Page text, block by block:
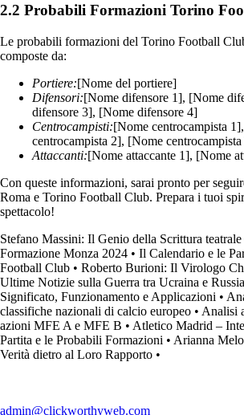
2.2 Probabili Formazioni Torino
Le probabili formazioni del Torino Football
composte da:
Portiere:[Nome del portiere]
Difensori:[Nome difensore 1], [Nome
difensore 3], [Nome difensore 4]
Centrocampisti:[Nome centrocampista
centrocampista 2], [Nome
Attaccanti:[Nome attaccante 1], [Nome
Con queste informazioni, sarai pronto per
Roma e Torino Football Club. Prepara i tuoi
spettacolo!
Stefano Massini: Il Genio della Scrittura teatrale
Formazione Monza 2024 • Il Calendario e le
Football Club • Roberto Burioni: Il Virologo
Ultime Notizie sulla Guerra tra Ucraina e Russia
Significato, Funzionamento e Applicazioni •
classifiche nazionali di calcio europeo • Analisi
azioni MFE A e MFE B • Atletico Madrid –
Partita e le Probabili Formazioni • Arianna
Verità dietro al Loro Rapporto •
admin@clickworthyweb.com